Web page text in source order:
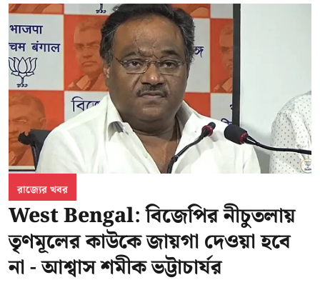
রাজ্যের খবর
West Bengal: বিজেপির নীচুতলায়
তৃণমূলের কাউকে জায়গা দেওয়া হবে
না - আশ্বাস শমীক ভট্টাচার্যর